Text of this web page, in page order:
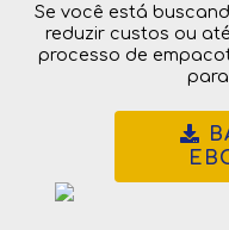
Se você está
reduzir custos ou
processo de